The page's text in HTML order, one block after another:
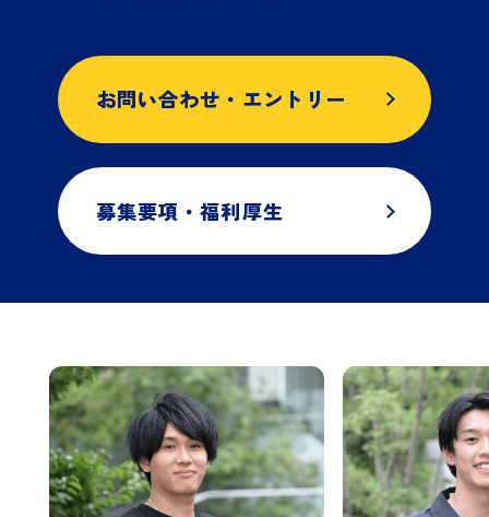
お問い合わせ・エントリー
募集要項・福利厚生